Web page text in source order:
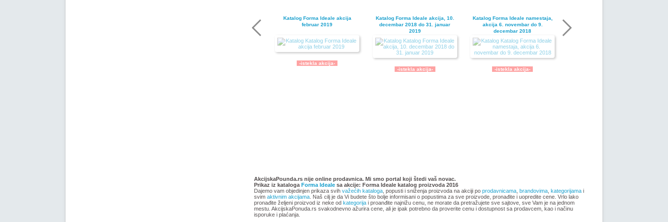
Katalog Forma Ideale akcija
februar 2019
-istekla akcija-
Katalog Forma Ideale akcija, 10.
decembar 2018 do 31. januar
2019
-istekla akcija-
Katalog Forma Ideale namestaja,
akcija 6. novembar do 9.
decembar 2018
-istekla akcija-
oktobar 2018
-istekla akcija-
avgust 2018
AkcijskaPounda.rs nije online prodavnica. Mi smo portal koji štedi vaš novac.
Prikaz iz kataloga Forma Ideale sa akcije: Forma Ideale katalog proizvoda 2016
Dajemo vam objedinjen prikaza svih važećih kataloga , popusti i sniženja proizvoda na akciji po prodavnicama brandovima kategorijama i
svim aktivnim akcijama . Naš cilj je da Vi budete što bolje informisani o popustima za sve proizvode, pronađite i uopredite cene. Vrlo lako
pronađite željeni proizvod iz neke od kategorija i proanđite najnižu cenu, ne morate da pretražujete sve sajtove, sve Vam je na jednom
mestu. AkcijskaPonuda.rs svakodnevno ažurira cene, ali je ipak potrebno da proverite cenu i dostupnost sa prodavcem, kao i načinu
isporuke i plaćanja.